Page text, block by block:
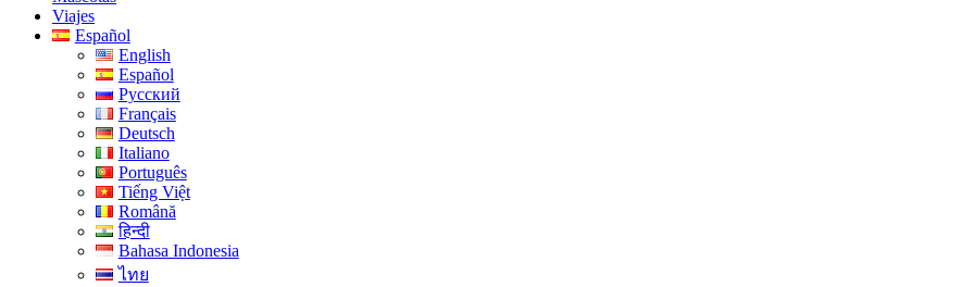
Viajes
Español
English
Español
Русский
Français
Deutsch
Italiano
Português
Tiếng Việt
Română
हिन्दी
Bahasa Indonesia
ไทย